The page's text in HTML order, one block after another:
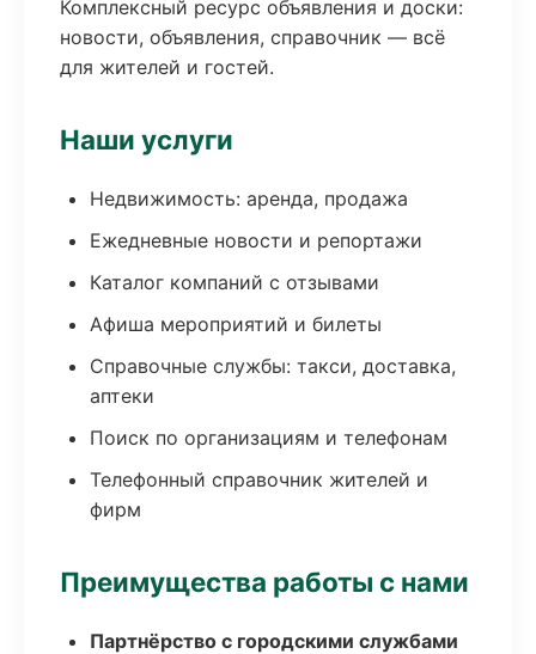
Комплексный ресурс объявления и доски:
новости, объявления, справочник — всё
для жителей и гостей.
Наши услуги
Недвижимость: аренда, продажа
Ежедневные новости и репортажи
Каталог компаний с отзывами
Афиша мероприятий и билеты
Справочные службы: такси, доставка,
аптеки
Поиск по организациям и телефонам
Телефонный справочник жителей и
фирм
Преимущества работы с нами
Партнёрство с городскими службами